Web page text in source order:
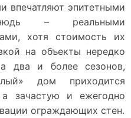
впечатляют эпитетными
– реальными
хотя стоимость их
на объекты нередко
два и более сезонов,
дом приходится
а зачастую и ежегодно
ограждающих стен.